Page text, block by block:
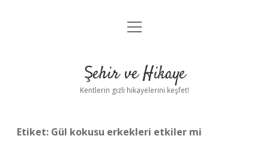
Anasayfa
Yasal Uyarı
menüyü
Şehir ve Hikaye
Kentlerin gizli hikayelerini keşfet!
Etiket: Gül kokusu erkekleri etkiler mi